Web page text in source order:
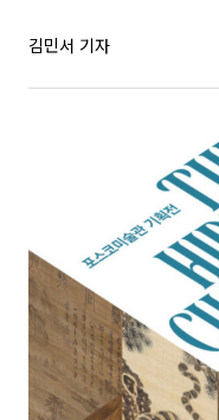
김민서 기자